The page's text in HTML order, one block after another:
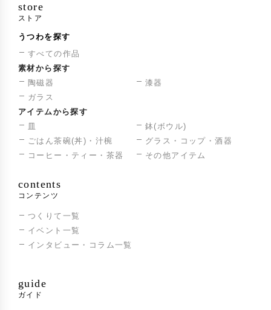
store
ストア
うつわを探す
すべての作品
素材から探す
陶磁器
漆器
ガラス
アイテムから探す
皿
鉢(ボウル)
ごはん茶碗(丼)・汁椀
グラス・コップ・酒器
コーヒー・ティー・茶器
その他アイテム
contents
コンテンツ
つくりて一覧
イベント一覧
インタビュー・コラム一覧
guide
ガイド